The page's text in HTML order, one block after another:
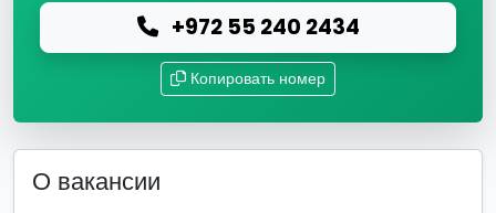
+972 55 240 2434
Копировать номер
О вакансии